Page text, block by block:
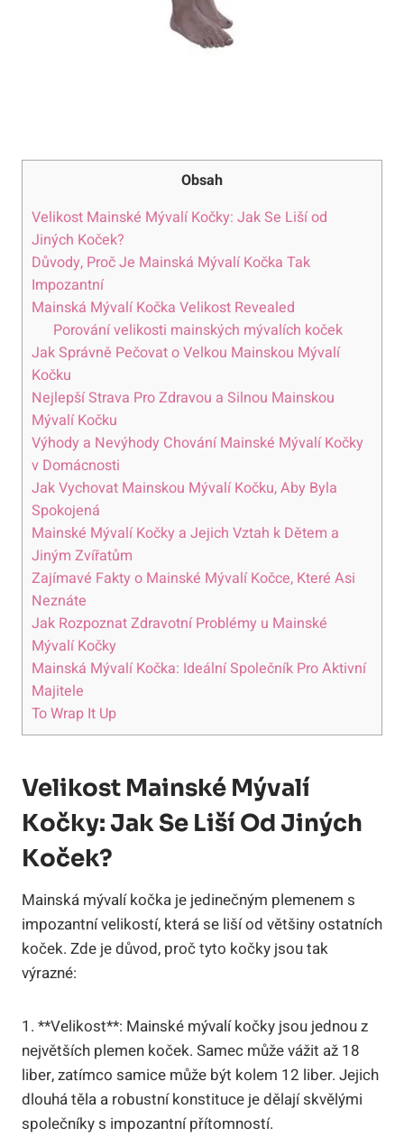
Obsah
Velikost Mainské Mývalí Kočky: Jak Se Liší od
Jiných Koček?
Důvody, Proč Je Mainská Mývalí Kočka Tak
Impozantní
Mainská Mývalí Kočka Velikost Revealed
Porování velikosti mainských mývalích koček
Jak Správně Pečovat o Velkou Mainskou Mývalí
Kočku
Nejlepší Strava Pro Zdravou a Silnou Mainskou
Mývalí Kočku
Výhody a Nevýhody Chování Mainské Mývalí Kočky
v Domácnosti
Jak Vychovat Mainskou Mývalí Kočku, Aby Byla
Spokojená
Mainské Mývalí Kočky a Jejich Vztah k Dětem a
Jiným Zvířatům
Zajímavé Fakty o Mainské Mývalí Kočce, Které Asi
Neznáte
Jak Rozpoznat Zdravotní Problémy u Mainské
Mývalí Kočky
Mainská Mývalí Kočka: Ideální Společník Pro Aktivní
Majitele
To Wrap It Up
Velikost Mainské Mývalí
Kočky: Jak Se Liší Od Jiných
Koček?
Mainská mývalí kočka je jedinečným plemenem s
impozantní velikostí, která se liší od většiny ostatních
koček. Zde je důvod, proč tyto kočky jsou tak
výrazné:
1. **Velikost**: Mainské mývalí kočky jsou jednou z
největších plemen koček. Samec může vážit až 18
liber, zatímco samice může být kolem 12 liber. Jejich
dlouhá těla a robustní konstituce je dělají skvělými
společníky s impozantní přítomností.